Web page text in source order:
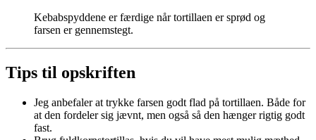
Kebabspyddene er færdige når tortillaen er sprød og
farsen er gennemstegt.
Tips til opskriften
Jeg anbefaler at trykke farsen godt flad på tortillaen. Både for
at den fordeler sig jævnt, men også så den hænger rigtig godt
fast.